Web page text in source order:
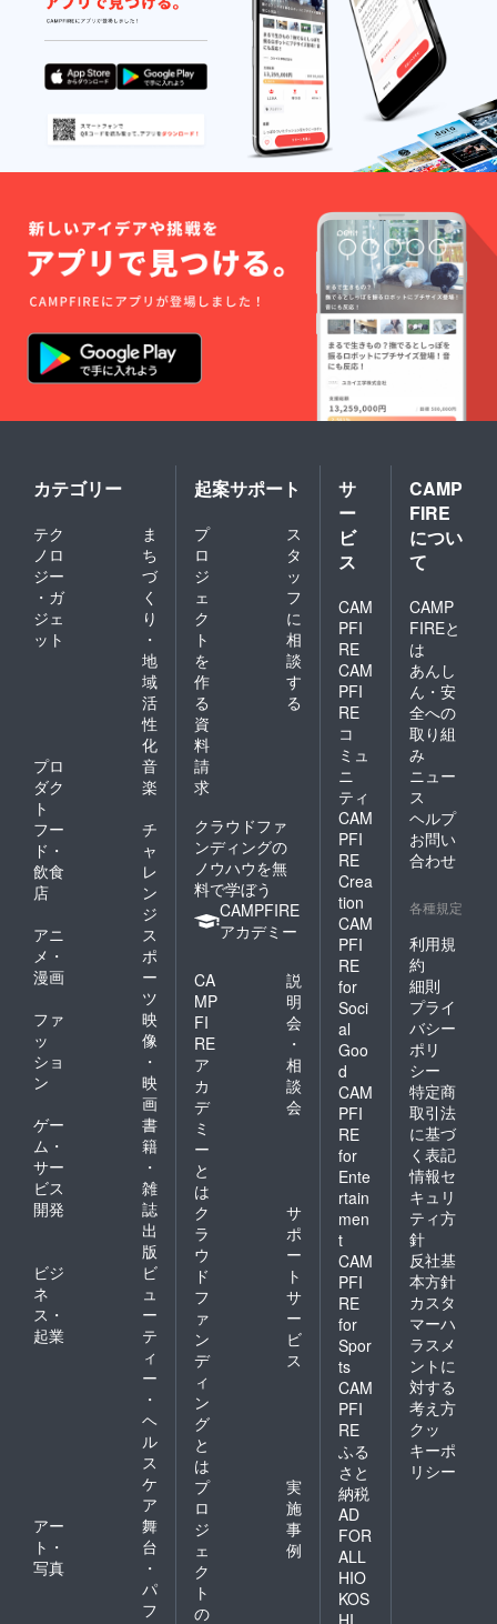
カテゴリー
テク
ノロ
ジー
・ガ
ジェ
ット
ま
ち
づ
く
り
・
地
域
活
性
化
プロ
ダク
ト
音
楽
フー
ド・
飲食
店
チ
ャ
レ
ン
ジ
アニ
メ・
漫画
ス
ポ
ー
ツ
ファ
ッ
ショ
ン
映
像
・
映
画
ゲー
ム・
サー
ビス
開発
書
籍
・
雑
誌
出
版
ビジ
ネ
ス・
起業
ビ
ュ
ー
テ
ィ
ー
・
ヘ
ル
ス
ケ
ア
アー
ト・
写真
舞
台
・
パ
フ
起案サポート
プ
ロ
ジ
ェ
ク
ト
を
作
る
ス
タ
ッ
フ
に
相
談
す
る
資
料
請
求
クラウドファ
ンディングの
ノウハウを無
料で学ぼう
CAMPFIRE
アカデミー
CA
MP
FI
RE
ア
カ
デ
ミ
ー
と
は
説
明
会
・
相
談
会
ク
ラ
ウ
ド
フ
ァ
ン
デ
ィ
ン
グ
と
は
サ
ポ
ー
ト
サ
ー
ビ
ス
プ
ロ
ジ
ェ
ク
ト
の
実
施
事
例
サ
ー
ビ
ス
CAM
PFI
RE
CAM
PFI
RE
コ
ミュ
ニ
ティ
CAM
PFI
RE
Crea
tion
CAM
PFI
RE
for
Soci
al
Goo
d
CAM
PFI
RE
for
Ente
rtain
men
t
CAM
PFI
RE
for
Spor
ts
CAM
PFI
RE
ふる
さと
納税
AD
FOR
ALL
HIO
KOS
HI
CAMP
FIRE
につい
て
CAMP
FIREと
は
あんし
ん・安
全への
取り組
み
ニュー
ス
ヘルプ
お問い
合わせ
各種規定
利用規
約
細則
プライ
バシー
ポリ
シー
特定商
取引法
に基づ
く表記
情報セ
キュリ
ティ方
針
反社基
本方針
カスタ
マーハ
ラスメ
ントに
対する
考え方
クッ
キーポ
リシー